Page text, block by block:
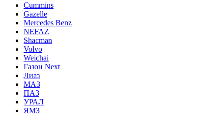
Cummins
Gazelle
Mercedes Benz
NEFAZ
Shacman
Volvo
Weichai
Газон Next
Лиаз
МАЗ
ПАЗ
УРАЛ
ЯМЗ